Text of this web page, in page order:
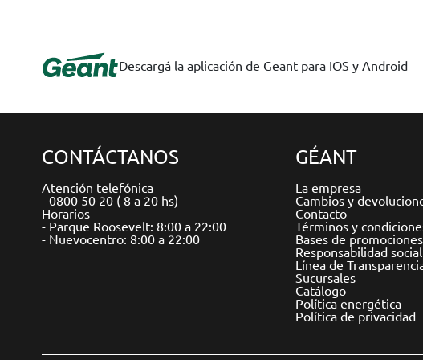
Descargá la aplicación de Geant para IOS y Android
CONTÁCTANOS
Atención telefónica
- 0800 50 20 ( 8 a 20 hs)
Horarios
- Parque Roosevelt: 8:00 a 22:00
- Nuevocentro: 8:00 a 22:00
GÉANT
La empresa
Cambios y
Contacto
Términos y
Bases de promociones
Responsabilidad social
Línea de
Sucursales
Catálogo
Política energética
Política de privacidad